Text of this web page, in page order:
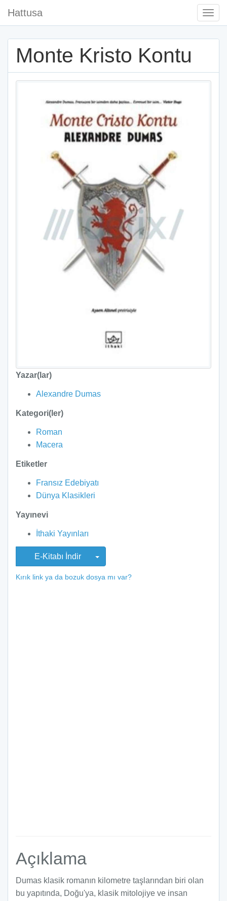
Hattusa
Monte Kristo Kontu
Yazar(lar)
Alexandre Dumas
Kategori(ler)
Roman
Macera
Etiketler
Fransız Edebiyatı
Dünya Klasikleri
Yayınevi
İthaki Yayınları
E-Kitabı İndir
Kırık link ya da bozuk dosya mı var?
Açıklama
Dumas klasik romanın kilometre taşlarından biri olan
bu yapıtında, Doğu'ya, klasik mitolojiye ve insan